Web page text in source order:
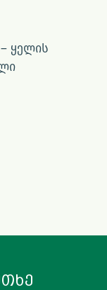
ყელის